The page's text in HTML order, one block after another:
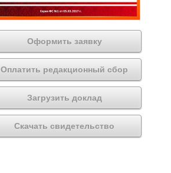
Оформить заявку
Оплатить редакционный сбор
Загрузить доклад
Скачать свидетельство